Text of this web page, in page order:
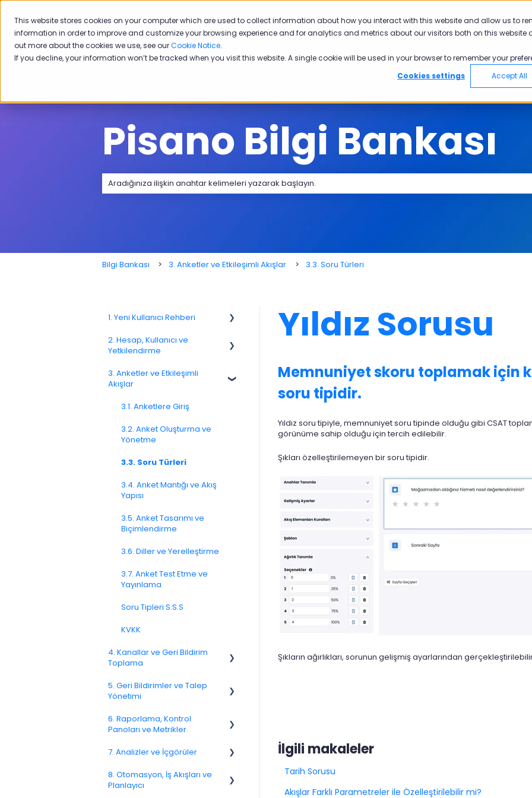
This website stores cookies on your computer which are used to collect information about how you interact with this website and allow us to
information in order to improve and customize your browsing experience and for analytics and metrics about our visitors both on this website
out more about the cookies we use, see ourCookie Notice.
If you decline, your information won’t be tracked when you visit this website. A single cookie will be used in your browser to remember your
Cookies settings
Accept All
Ürünler
Sektörler Neden Pisano
Pisano Bilgi Bankası
Bilgi Bankası 3. Anketler ve Etkileşimli Akışlar 3.3. Soru Türleri
Yıldız Sorusu
Memnuniyet skoru toplamak için
soru tipidir.
Yıldız soru tipiyle, memnuniyet soru tipinde olduğu gibi CSAT
görünüme sahip olduğu için tercih edilebilir.
Şıkları özelleştirilemeyen bir soru tipidir.
Şıkların ağırlıkları, sorunun gelişmiş ayarlarından
İlgili makaleler
Tarih Sorusu
Akışlar Farklı Parametreler ile Özelleştirilebilir mi?
1. Yeni Kullanıcı Rehberi
1.1. Platforma Genel Bakış
Alanı
2. Hesap, Kullanıcı ve
Yetkilendirme
2.1 Hesap Ayarları
2.4. Ekipler, Birimler ve
2.6. Bildirimler ve Kullanıcı
3. Anketler ve Etkileşimli
Akışlar
3.1. Anketlere Giriş
3.2. Anket Oluşturma ve
Yönetme
3.3. Soru Türleri
3.4. Anket Mantığı ve Akış
Yapısı
3.5. Anket Tasarımı ve
Biçimlendirme
3.6. Diller ve Yerelleştirme
3.7. Anket Test Etme ve
Yayınlama
Soru Tipleri S.S.S
KVKK
4. Kanallar ve Geri Bildirim
Toplama
4.1. Kanallara Genel Bakış
4.4. Bağlantı ve QR Kod
4.8. WhatsApp Anketleri
5. Geri Bildirimler ve Talep
Yönetimi
Spam
Geri Bildirimlerle İlgili Sorular
6. Raporlama, Kontrol
Panoları ve Metrikler
NPS
CSAT
7. Analizler ve İçgörüler
7.6. Etken Analizi
8. Otomasyon, İş Akışları ve
Planlayıcı